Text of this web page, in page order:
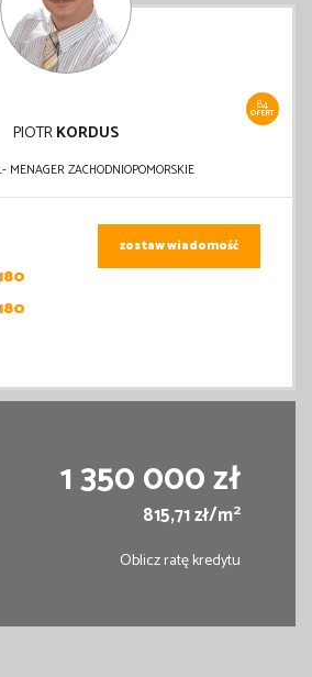
84
OFERT
PIOTRKORDUS
MENAGER ZACHODNIOPOMORSKIE
zostaw wiadomość
1 350 000 zł
815,71 zł/m2
Oblicz ratę kredytu